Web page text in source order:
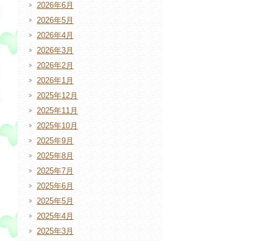
2026年6月
2026年5月
2026年4月
2026年3月
2026年2月
2026年1月
2025年12月
2025年11月
2025年10月
2025年9月
2025年8月
2025年7月
2025年6月
2025年5月
2025年4月
2025年3月